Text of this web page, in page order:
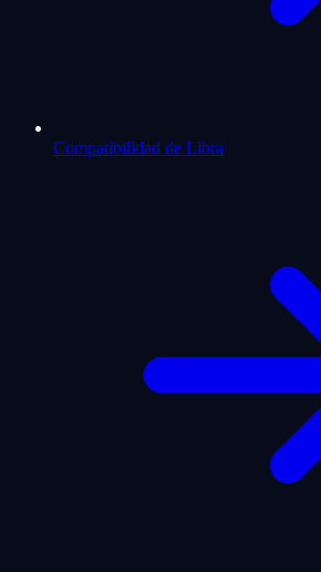
Compatibilidad de Libra